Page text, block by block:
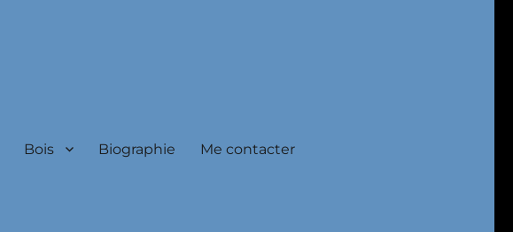
Bois Biographie Me contacter